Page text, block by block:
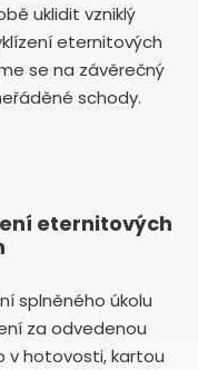
uklidit vzniklý
eternitových
se na závěrečný
schody.
eternitových
splněného úkolu
za odvedenou
hotovosti, kartou